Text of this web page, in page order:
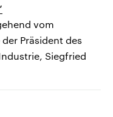
vom
Präsident des
Siegfried